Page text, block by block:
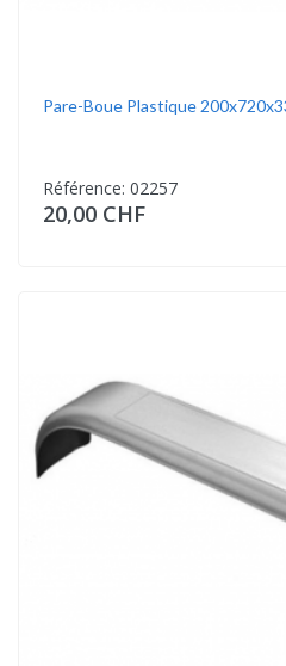
Pare-Boue Plastique
Référence: 02257
20,00 CHF